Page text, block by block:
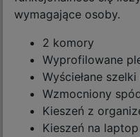
wymagające osoby.
2 komory
Wyprofilowane
Wyściełane
Wzmocniony
Kieszeń z
Kieszeń na laptop